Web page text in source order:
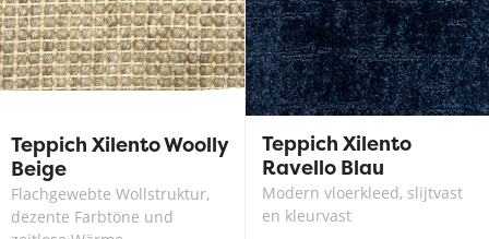
Teppich Xilento Woolly
Beige
Flachgewebte Wollstruktur,
dezente Farbtöne und
Teppich Xilento
Ravello Blau
Modern vloerkleed, slijtvast
en kleurvast